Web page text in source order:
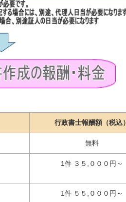
行政書士報酬額（税込）
無料
1件 ３５,０００円～
1件 ５５,０００円～